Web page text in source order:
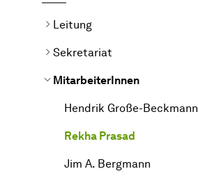
Leitung
Sekretariat
MitarbeiterInnen
Hendrik Große-Beckmann
Rekha Prasad
Jim A. Bergmann